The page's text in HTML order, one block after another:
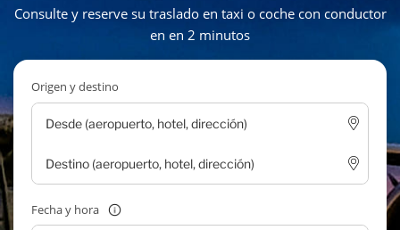
Consulte y reserve su traslado en taxi o coche con conductor
en en 2 minutos
Origen y destino
Fecha y hora